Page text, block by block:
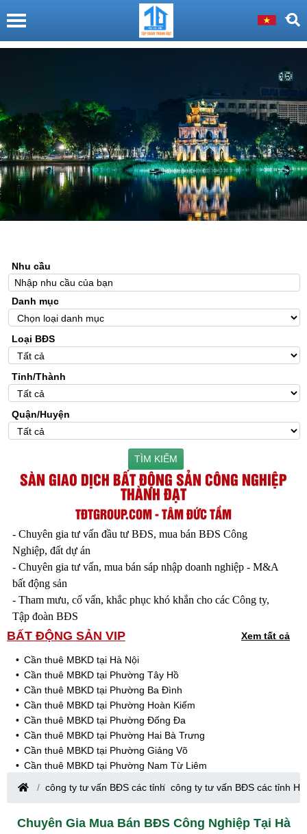
Nhu cầu
Danh mục
Loại BĐS
Tỉnh/Thành
Quận/Huyện
TÌM KIẾM
SÀN GIAO DỊCH BẤT ĐỘNG SẢN CÔNG NGHIỆP
THÀNH ĐẠT
TĐTGROUP.COM - TÂM ĐỨC TẦM
- Chuyên gia tư vấn đầu tư BĐS, mua bán BĐS Công
Nghiệp, đất dự án
- Chuyên gia tư vấn, mua bán sáp nhập doanh nghiệp - M&A
bất động sản
- Tham mưu, cố vấn, khắc phục khó khắn cho các Công ty,
Tập đoàn BĐS
BẤT ĐỘNG SẢN VIP Xem tất cả
Cần thuê MBKD tại Hà Nội
Cần thuê MBKD tại Phường Tây Hồ
Cần thuê MBKD tại Phường Ba Đình
Cần thuê MBKD tại Phường Hoàn Kiếm
Cần thuê MBKD tại Phường Đống Đa
Cần thuê MBKD tại Phường Hai Bà Trưng
Cần thuê MBKD tại Phường Giảng Võ
Cần thuê MBKD tại Phường Nam Từ Liêm
Cần thuê MBKD tại Phường Cầu Giấy
Cần thuê MBKD tại Phường Thanh Xuân
Cần thuê MBKD tại Phường Hà Đông
công ty tư vấn BĐS các tỉnh công ty tư vấn BĐS các tỉnh
Chuyên Gia Mua Bán BĐS Công Nghiệp Tại Hà